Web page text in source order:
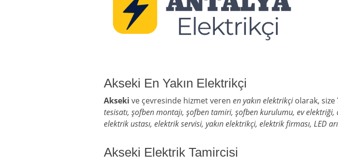
Akseki En Yakın Elektrikçi
Akseki ve çevresinde hizmet veren en yakın elektrikçiolarak, size
tesisatı, şofben montajı, şofben tamiri, şofben kurulumu, ev elektriği,
elektrik ustası, elektrik servisi, yakın elektrikçi, elektrik firması, LED
Akseki Elektrik Tamircisi